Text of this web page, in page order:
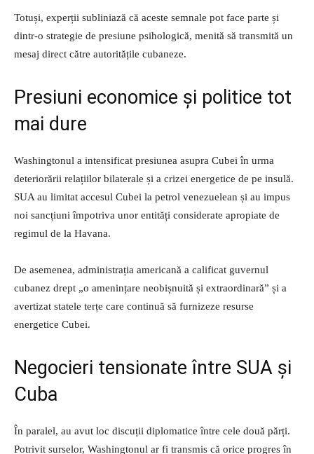
Totuși, experții subliniază că aceste semnale pot face parte și
dintr-o strategie de presiune psihologică, menită să transmită un
mesaj direct către autoritățile cubaneze.
Presiuni economice și politice tot
mai dure
Washingtonul a intensificat presiunea asupra Cubei în urma
deteriorării relațiilor bilaterale și a crizei energetice de pe insulă.
SUA au limitat accesul Cubei la petrol venezuelean și au impus
noi sancțiuni împotriva unor entități considerate apropiate de
regimul de la Havana.
De asemenea, administrația americană a calificat guvernul
cubanez drept „o amenințare neobișnuită și extraordinară” și a
avertizat statele terțe care continuă să furnizeze resurse
energetice Cubei.
Negocieri tensionate între SUA și
Cuba
În paralel, au avut loc discuții diplomatice între cele două părți.
Potrivit surselor, Washingtonul ar fi transmis că orice progres în